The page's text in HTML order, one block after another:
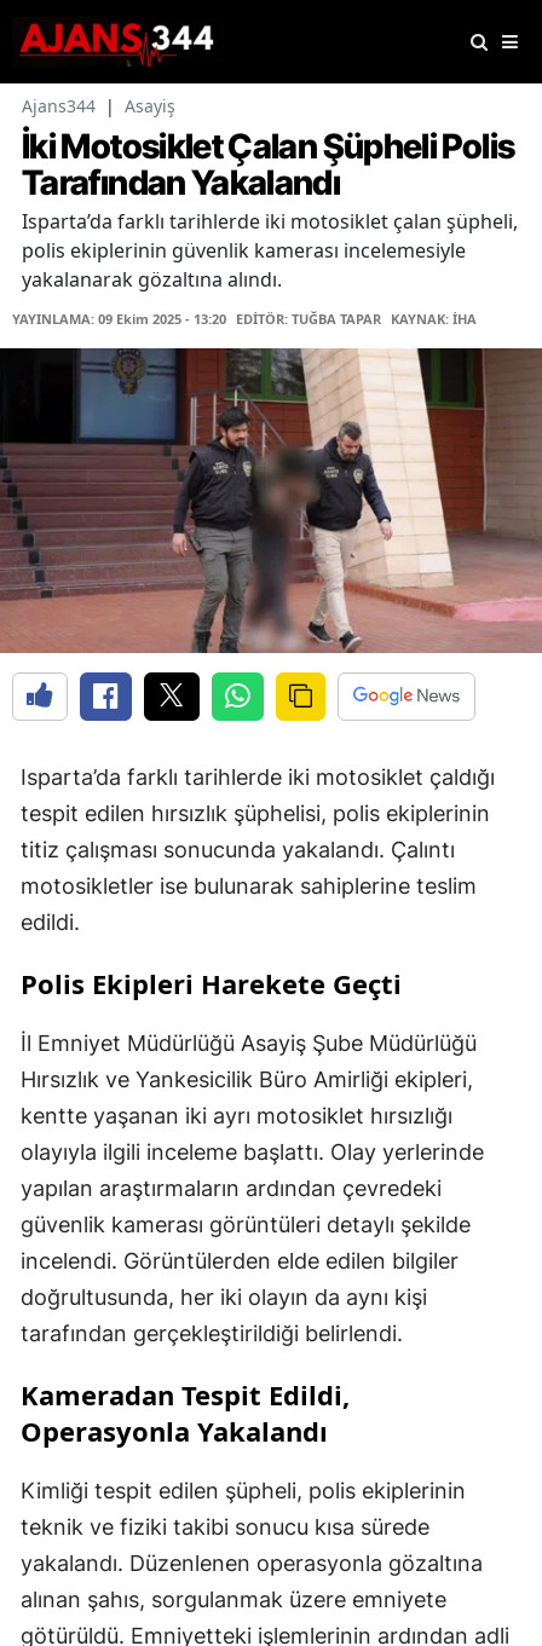
Ajans344 | Asayiş
İki Motosiklet Çalan Şüpheli Polis
Tarafından Yakalandı
Isparta’da farklı tarihlerde iki motosiklet çalan şüpheli,
polis ekiplerinin güvenlik kamerası incelemesiyle
yakalanarak gözaltına alındı.
YAYINLAMA: 09 Ekim 2025 - 13:20 EDİTÖR: TUĞBA TAPAR KAYNAK: İHA
Isparta’da farklı tarihlerde iki motosiklet çaldığı
tespit edilen hırsızlık şüphelisi, polis ekiplerinin
titiz çalışması sonucunda yakalandı. Çalıntı
motosikletler ise bulunarak sahiplerine teslim
edildi.
Polis Ekipleri Harekete Geçti
İl Emniyet Müdürlüğü Asayiş Şube Müdürlüğü
Hırsızlık ve Yankesicilik Büro Amirliği ekipleri,
kentte yaşanan iki ayrı motosiklet hırsızlığı
olayıyla ilgili inceleme başlattı. Olay yerlerinde
yapılan araştırmaların ardından çevredeki
güvenlik kamerası görüntüleri detaylı şekilde
incelendi. Görüntülerden elde edilen bilgiler
doğrultusunda, her iki olayın da aynı kişi
tarafından gerçekleştirildiği belirlendi.
Kameradan Tespit Edildi,
Operasyonla Yakalandı
Kimliği tespit edilen şüpheli, polis ekiplerinin
teknik ve fiziki takibi sonucu kısa sürede
yakalandı. Düzenlenen operasyonla gözaltına
alınan şahıs, sorgulanmak üzere emniyete
götürüldü. Emniyetteki işlemlerinin ardından adli